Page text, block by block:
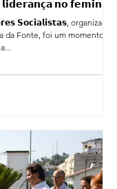
𝗻𝗼 𝗳𝗲𝗺𝗶𝗻𝗶𝗻𝗼
𝗦𝗼𝗰𝗶𝗮𝗹𝗶𝘀𝘁𝗮𝘀, organizado
da Fonte, foi um momento de